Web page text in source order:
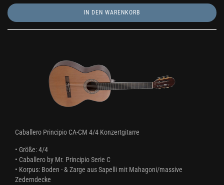
IN DEN WARENKORB
Caballero Principio CA-CM 4/4 Konzertgitarre
• Größe: 4/4
• Caballero by Mr. Principio Serie C
• Korpus: Boden - & Zarge aus Sapelli mit Mahagoni/massive
Zederndecke